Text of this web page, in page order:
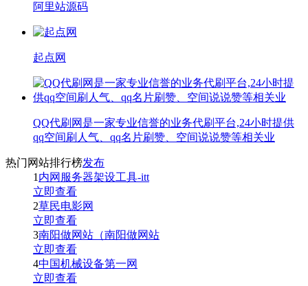
阿里站源码
起点网
QQ代刷网是一家专业信誉的业务代刷平台,24小时提供
qq空间刷人气、qq名片刷赞、空间说说赞等相关业
热门网站排行榜发布
1 内网服务器架设工具-itt
立即查看
2草民电影网
立即查看
3南阳做网站（南阳做网站
立即查看
4中国机械设备第一网
立即查看